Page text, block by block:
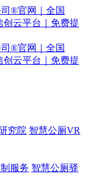
究院 智慧公厕VR
服务 智慧公厕驿